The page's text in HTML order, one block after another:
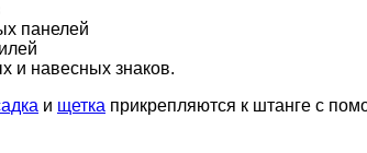
панелей
и навесных знаков.
и щетка прикрепляются к штанге с